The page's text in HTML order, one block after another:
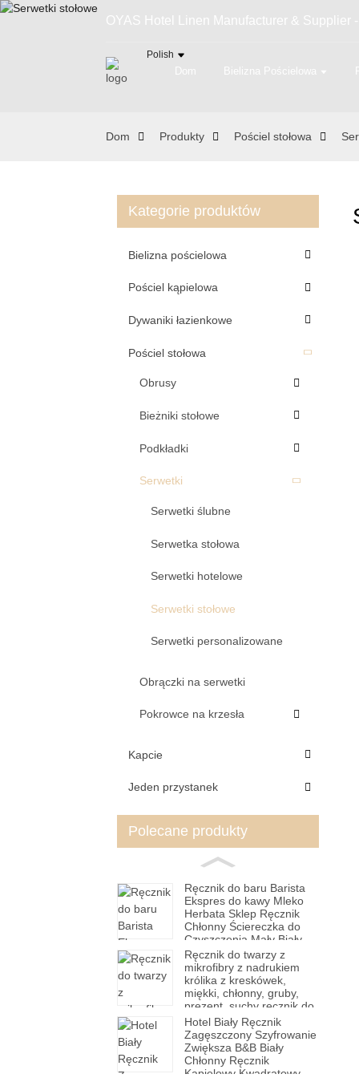
OYAS Hotel Linen Manufacturer & Supplier
Polish
Dom Bielizna Pościelowa
Dom Produkty Pościel stołowa
Kategorie produktów
Bielizna pościelowa
Pościel kąpielowa
Dywaniki łazienkowe
Pościel stołowa
Obrusy
Bieżniki stołowe
Podkładki
Serwetki
Serwetki ślubne
Serwetka stołowa
Serwetki hotelowe
Serwetki stołowe
Serwetki personalizowane
Obrączki na serwetki
Pokrowce na krzesła
Kapcie
Jeden przystanek
Polecane produkty
Ręcznik do baru Barista
Ekspres do kawy Mleko
Herbata Sklep Ręcznik
Chłonny Ściereczka do
Czyszczenia Mały Biały
Kwadratowy Ręcznik
Ręcznik do Rąk
Ręcznik do twarzy z
mikrofibry z nadrukiem
królika z kreskówek,
miękki, chłonny, gruby,
prezent, suchy ręcznik do
włosów, hurtowa fabryka
Hotel Biały Ręcznik
Zagęszczony Szyfrowanie
Zwiększa B&B Biały
Chłonny Ręcznik
Kąpielowy Kwadratowy